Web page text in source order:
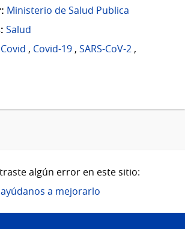
Ministerio de Salud Publica
Salud
Covid , Covid-19 , SARS-CoV-2 ,
algún error en este sitio:
ayúdanos a mejorarlo